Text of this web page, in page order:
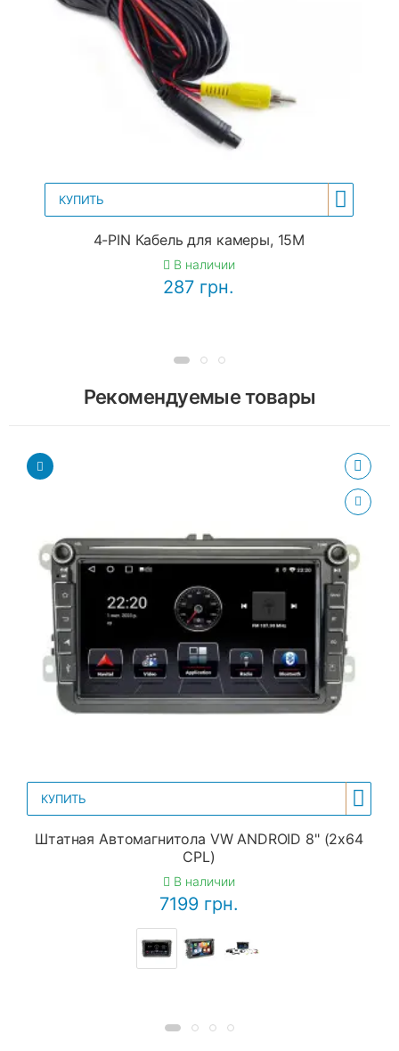
КУПИТЬ
4-PIN Кабель для камеры, 15М
В наличии
287 грн.
Рекомендуемые товары
КУПИТЬ
Штатная Автомагнитола VW ANDROID 8" (2x64
CPL)
В наличии
7199 грн.